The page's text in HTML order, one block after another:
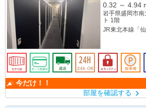
0.32 ～ 4.94
岩手県盛岡市
ト 1階
JR東北本線「
今だけ！！
部屋を確認する